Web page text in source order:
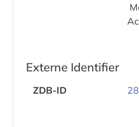
Externe Identifier
ZDB-ID